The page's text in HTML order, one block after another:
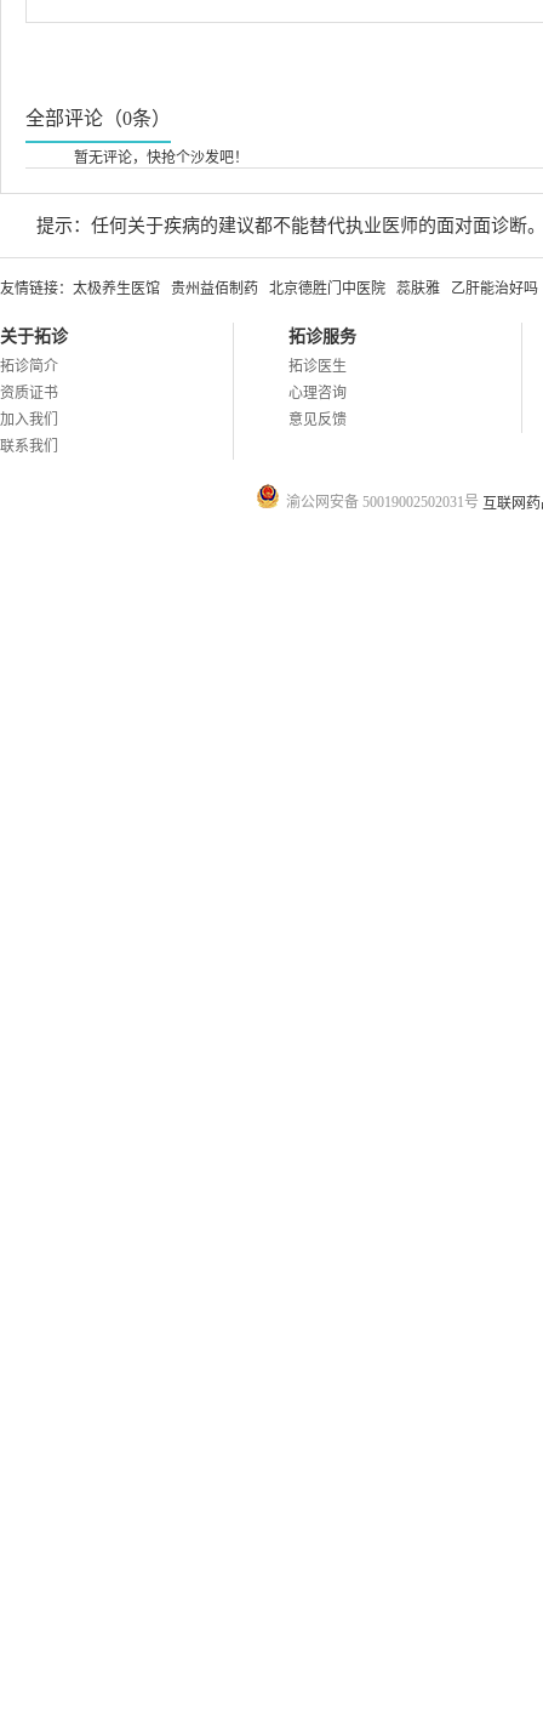
全部评论（0条）
暂无评论，快抢个沙发吧！
提示：任何关于疾病的建议都不能替代执业医师的面对面诊断
友情链接： 太极养生医馆 贵州益佰制药 北京德胜门中医院 蕊肤雅 乙肝能治好吗
关于拓诊
拓诊简介
资质证书
加入我们
联系我们
拓诊服务
拓诊医生
心理咨询
意见反馈
渝公网安备 50019002502031号 互联网